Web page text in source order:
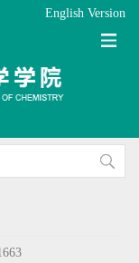
English Version